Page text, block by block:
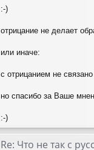
:-)
отрицание не делает
или иначе:
с отрицанием не
но спасибо за Ваше
:-)
Re: Что не так с